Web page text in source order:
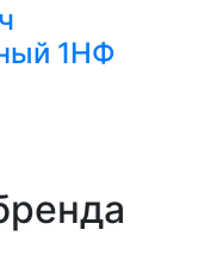
1НФ